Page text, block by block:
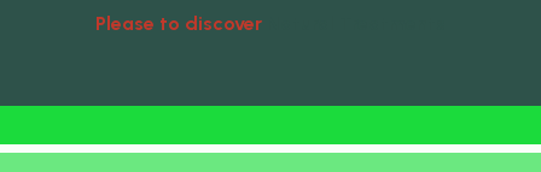
Please to discover